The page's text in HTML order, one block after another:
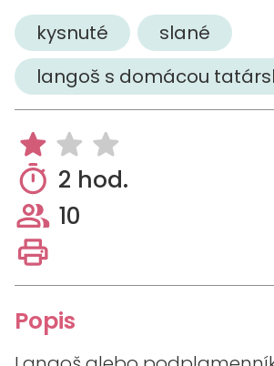
kysnuté
slané
langoš s domácou
2 hod.
10
Popis